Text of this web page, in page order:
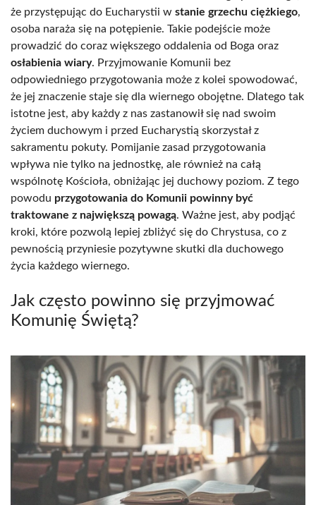
że przystępując do Eucharystii w stanie grzechu ciężkiego,
osoba naraża się na potępienie. Takie podejście może
prowadzić do coraz większego oddalenia od Boga oraz
osłabienia wiary. Przyjmowanie Komunii bez
odpowiedniego przygotowania może z kolei spowodować,
że jej znaczenie staje się dla wiernego obojętne. Dlatego tak
istotne jest, aby każdy z nas zastanowił się nad swoim
życiem duchowym i przed Eucharystią skorzystał z
sakramentu pokuty. Pomijanie zasad przygotowania
wpływa nie tylko na jednostkę, ale również na całą
wspólnotę Kościoła, obniżając jej duchowy poziom. Z tego
powodu przygotowania do Komunii powinny być
traktowane z największą powagą. Ważne jest, aby podjąć
kroki, które pozwolą lepiej zbliżyć się do Chrystusa, co z
pewnością przyniesie pozytywne skutki dla duchowego
życia każdego wiernego.
Jak często powinno się przyjmować
Komunię Świętą?